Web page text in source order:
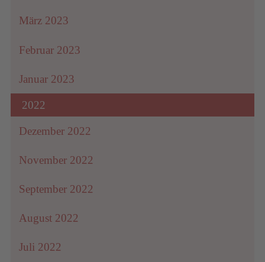
März 2023
Februar 2023
Januar 2023
2022
Dezember 2022
November 2022
September 2022
August 2022
Juli 2022